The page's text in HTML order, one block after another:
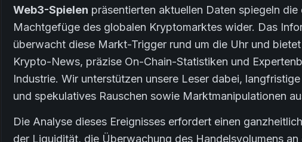
Web3-Spielen präsentierten aktuellen Daten spiegeln
Machtgefüge des globalen Kryptomarktes wider. Das
überwacht diese Markt-Trigger rund um die Uhr und
Krypto-News, präzise On-Chain-Statistiken und
Industrie. Wir unterstützen unsere Leser dabei,
und spekulatives Rauschen sowie Marktmanipulationen
Die Analyse dieses Ereignisses erfordert einen
der Liquidität, die Überwachung des Handelsvolumens